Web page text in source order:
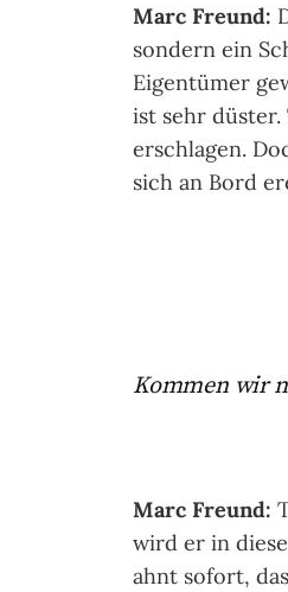
Marc Freund:
sondern ein
Eigentümer
ist sehr düster.
erschlagen.
sich an Bord
Kommen wir
Marc Freund:
wird er in
ahnt sofort,